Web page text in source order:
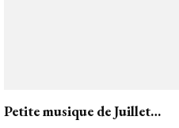
Petite musique de Juillet…